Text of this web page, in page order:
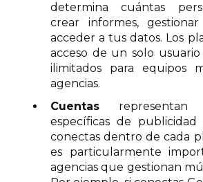
determina cuántas
crear informes,
acceder a tus datos. Los
acceso de un solo usuario
ilimitados para equipos
agencias.
Cuentas representan
específicas de
conectas dentro de cada
es particularmente
agencias que gestionan